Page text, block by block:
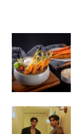
เรื่อง
Previous
post:
Next